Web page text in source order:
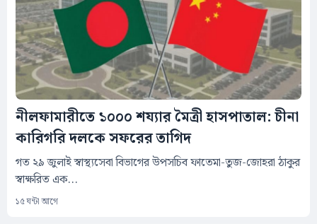
নীলফামারীতে ১০০০ শয্যার মৈত্রী হাসপাতাল: চীনা
কারিগরি দলকে সফরের তাগিদ
গত ২৯ জুলাই স্বাস্থ্যসেবা বিভাগের উপসচিব ফাতেমা-তুজ-জোহরা ঠাকুর
স্বাক্ষরিত এক...
১৫ ঘন্টা আগে